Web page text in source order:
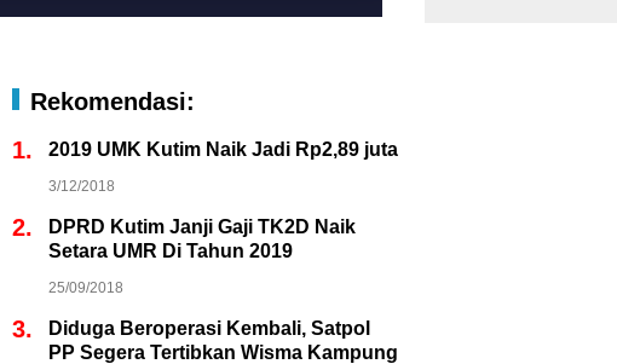
Rekomendasi:
1.
2019 UMK Kutim Naik Jadi Rp2,89 juta
3/12/2018
2.
DPRD Kutim Janji Gaji TK2D Naik
Setara UMR Di Tahun 2019
25/09/2018
3.
Diduga Beroperasi Kembali, Satpol
PP Segera Tertibkan Wisma Kampung